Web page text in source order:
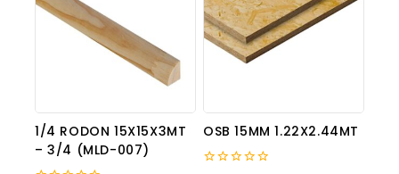
1/4 RODON 15X15X3MT
– 3/4 (MLD-007)
OSB 15MM 1.22X2.44MT